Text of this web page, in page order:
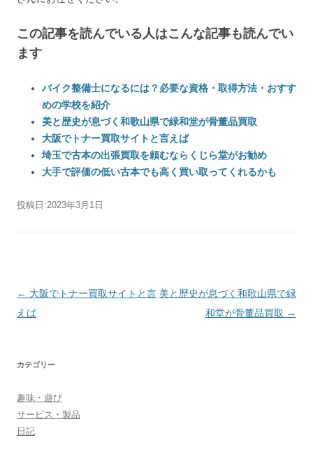
この記事を読んでいる人はこんな記事も読んでい
ます
バイク整備士になるには？必要な資格・取得方法・おすす
めの学校を紹介
美と歴史が息づく和歌山県で緑和堂が骨董品買取
大阪でトナー買取サイトと言えば
埼玉で古本の出張買取を頼むならくじら堂がお勧め
大手で評価の低い古本でも高く買い取ってくれるかも
投稿日:2023年3月1日
投稿ナビゲーション
← 大阪でトナー買取サイトと言
えば
美と歴史が息づく和歌山県で緑
和堂が骨董品買取 →
カテゴリー
趣味・遊び
サービス・製品
日記